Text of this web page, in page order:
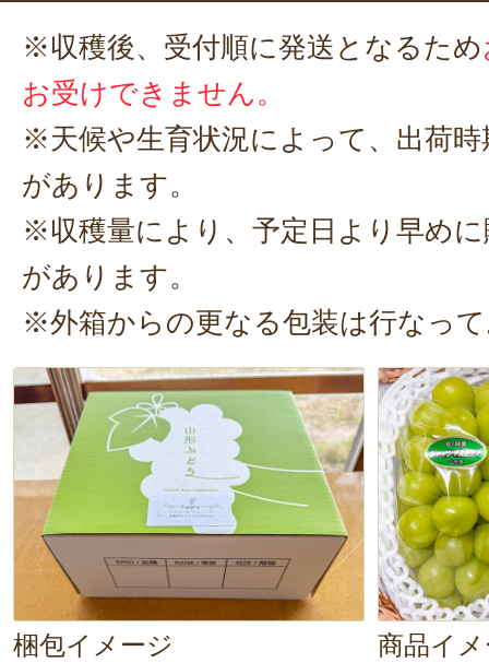
ベット感覚で楽しむのもおすすめ
デザートや、ちょっとした贅沢に
ね。ご自宅でのご褒美にはもちろ
り物
にもぴったりです。
※収穫後、受付順に発送となるため
お受けできません。
※天候や生育状況によって、出荷
があります。
※収穫量により、予定日より早め
があります。
※外箱からの更なる包装は行なっ
梱包イメージ 商品イ